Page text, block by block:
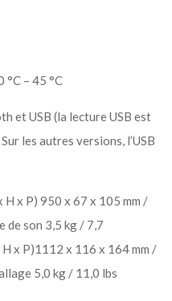
°C – 45 °C
et USB (la lecture USB est
les autres versions, l’USB
H x P) 950 x 67 x 105 mm /
de son 3,5 kg / 7,7
H x P)1112 x 116 x 164 mm /
5,0 kg / 11,0 lbs